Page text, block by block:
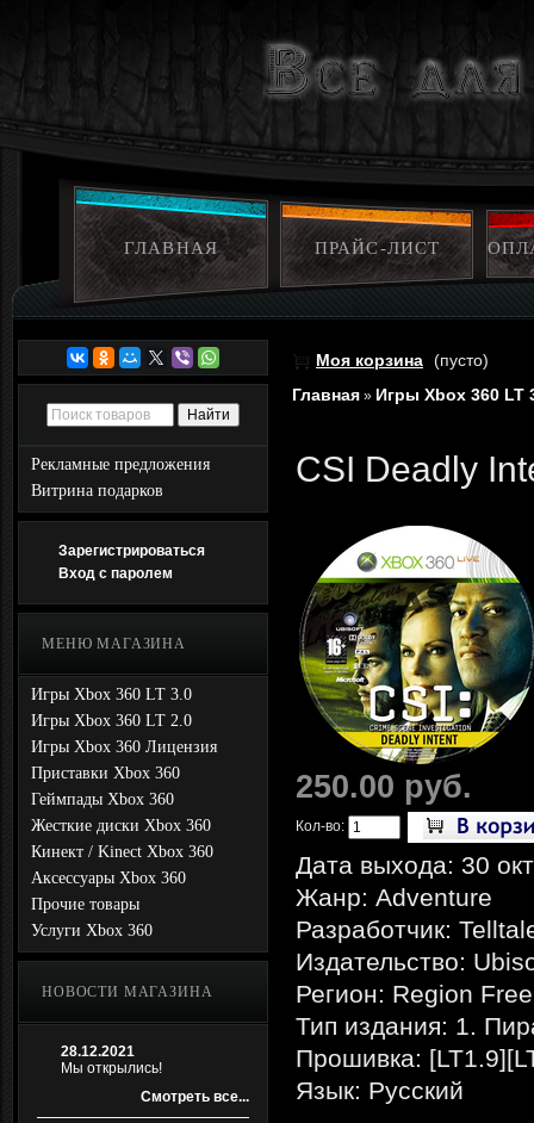
ГЛАВНАЯ ПРАЙС-ЛИСТ
Рекламные предложения
Витрина подарков
Зарегистрироваться
Вход с паролем
МЕНЮ МАГАЗИНА
Игры Xbox 360 LT 3.0
Игры Xbox 360 LT 2.0
Игры Xbox 360 Лицензия
Приставки Xbox 360
Геймпады Xbox 360
Жесткие диски Xbox 360
Кинект / Kinect Xbox 360
Аксессуары Xbox 360
Прочие товары
Услуги Xbox 360
НОВОСТИ МАГАЗИНА
28.12.2021
Мы открылись!
Смотреть все...
Моя корзина (пусто)
Главная » Игры Xbox 360 LT
CSI Deadly
250.00 руб.
Кол-во:
Дата выхода: 30
Жанр: Adventure
Разработчик:
Издательство:
Регион: Region Free
Тип издания: 1.
Прошивка:
Язык: Русский